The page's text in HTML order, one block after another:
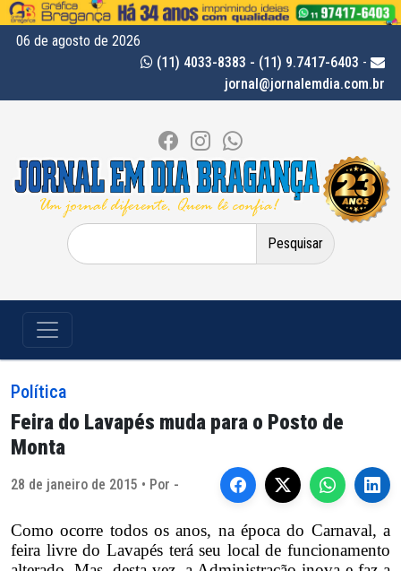
06 de agosto de 2026
(11) 4033-8383 - (11) 9.7417-6403 -
jornal@jornalemdia.com.br
Pesquisar
por:
Política
Feira do Lavapés muda para o Posto de
Monta
28 de janeiro de 2015 • Por -
Como ocorre todos os anos, na época do Carnaval, a
feira livre do Lavapés terá seu local de funcionamento